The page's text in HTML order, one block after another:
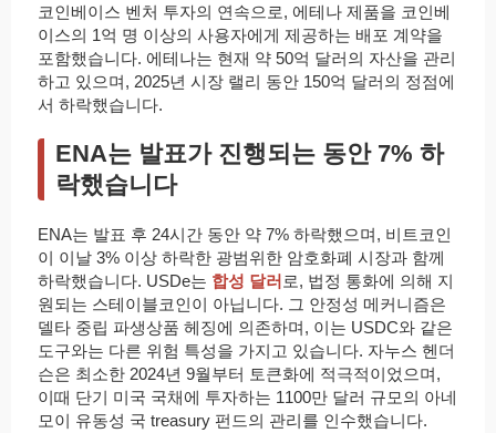
코인베이스 벤처 투자의 연속으로, 에테나 제품을 코인베
이스의 1억 명 이상의 사용자에게 제공하는 배포 계약을
포함했습니다. 에테나는 현재 약 50억 달러의 자산을 관리
하고 있으며, 2025년 시장 랠리 동안 150억 달러의 정점에
서 하락했습니다.
ENA는 발표가 진행되는 동안 7% 하
락했습니다
ENA는 발표 후 24시간 동안 약 7% 하락했으며, 비트코인
이 이날 3% 이상 하락한 광범위한 암호화폐 시장과 함께
하락했습니다. USDe는 합성 달러 로, 법정 통화에 의해 지
원되는 스테이블코인이 아닙니다. 그 안정성 메커니즘은
델타 중립 파생상품 헤징에 의존하며, 이는 USDC와 같은
도구와는 다른 위험 특성을 가지고 있습니다. 자누스 헨더
슨은 최소한 2024년 9월부터 토큰화에 적극적이었으며,
이때 단기 미국 국채에 투자하는 1100만 달러 규모의 아네
모이 유동성 국 treasury 펀드의 관리를 인수했습니다.